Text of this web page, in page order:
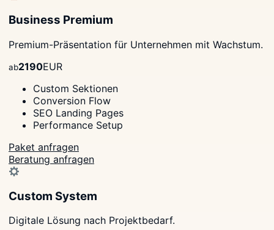
Business Premium
Premium-Präsentation für Unternehmen mit Wachstum.
ab2190EUR
Custom Sektionen
Conversion Flow
SEO Landing Pages
Performance Setup
Paket anfragen
Beratung anfragen
Custom System
Digitale Lösung nach Projektbedarf.